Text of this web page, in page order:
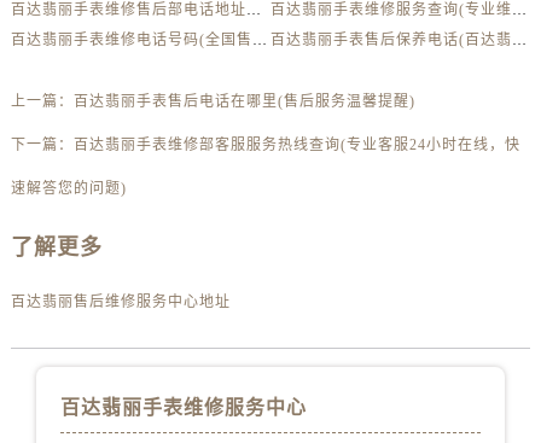
江苏省淮安市清江浦区淮海北路百达翡丽售后服务中心（需提前预约）
江西省赣州市章贡区文清路百达翡丽售后服务中心（需提前预约）
百达翡丽手表维修售后部电话地址哪里有(联系方式)
百达翡丽手表维修服务查询(专业维修技术)
百达翡丽手表维修电话号码(全国售后服务热线)
百达翡丽手表售后保养电话(百达翡丽手表维修服务专线)
上一篇： 百达翡丽手表售后电话在哪里(售后服务温馨提醒)
下一篇： 百达翡丽手表维修部客服服务热线查询(专业客服24小时在线，快
速解答您的问题)
了解更多
百达翡丽售后维修服务中心地址
百达翡丽手表维修服务中心